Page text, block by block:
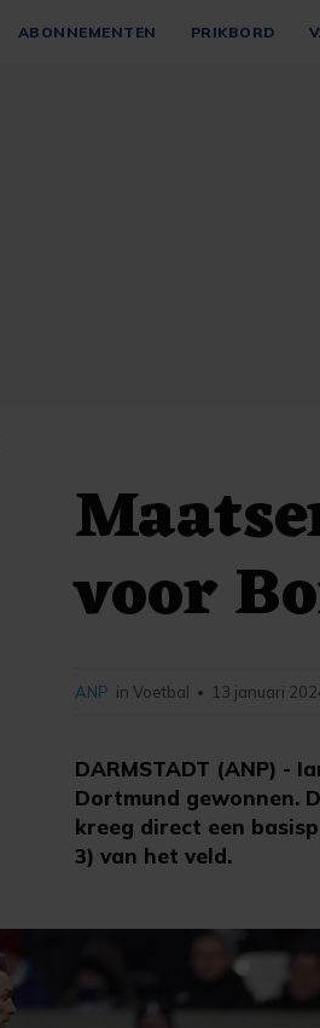
ABONNEMENTEN PRIKBORD
voor
DARMSTADT (ANP) -
Dortmund gewonnen.
kreeg direct een
3) van het veld.
ANP in Voetbal • 13 januari